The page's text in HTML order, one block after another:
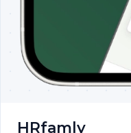
HRfamly